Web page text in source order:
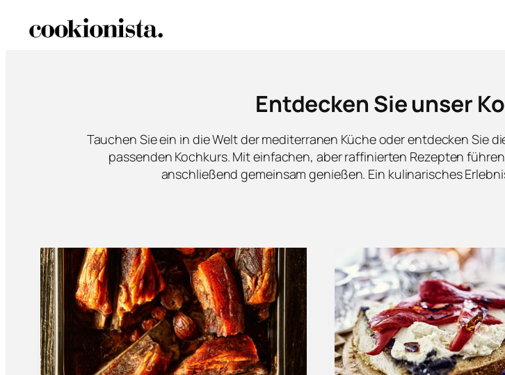
Entdecken Sie unser
Tauchen Sie ein in die Welt der mediterranen Küche oder entdecken Sie
passenden Kochkurs. Mit einfachen, aber raffinierten Rezepten
anschließend gemeinsam genießen. Ein kulinarisches